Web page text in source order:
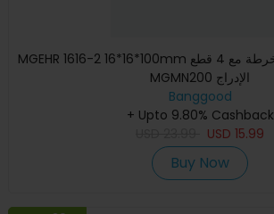
MGEHR 1616-2 16*16*100mm حامل أداة تحويل للمخرطة مع 4 قطع
MGMN200 الإدراج
Banggood
+ Upto 9.80% Cashback
USD 15.99
Buy Now